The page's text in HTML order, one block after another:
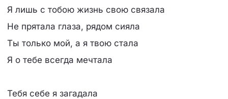
Я лишь с тобою жизнь свою связала
Не прятала глаза, рядом сияла
Ты только мой, а я твою стала
Я о тебе всегда мечтала
Тебя себе я загадала